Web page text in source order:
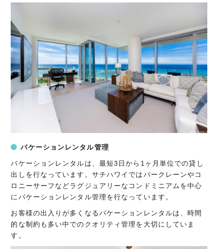
バケーションレンタル管理
バケーションレンタルは、最短3日から1ヶ月単位での貸し
出しを行なっています。サチハワイではパークレーンやコ
ロニーサーフなどラグジュアリーなコンドミニアムを中心
にバケーションレンタル管理を行なっています。
お客様の出入りが多くなるバケーションレンタルは、時間
的な制約も多い中でのクオリティ管理を大切にしていま
す。